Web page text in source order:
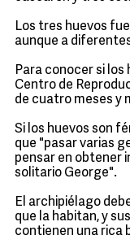
Los tres huevos
aunque a
Para conocer si los
Centro de
de cuatro meses y
Si los huevos son
que "pasar varias
pensar en obtener
solitario George".
El archipiélago
que la habitan, y
contienen una rica